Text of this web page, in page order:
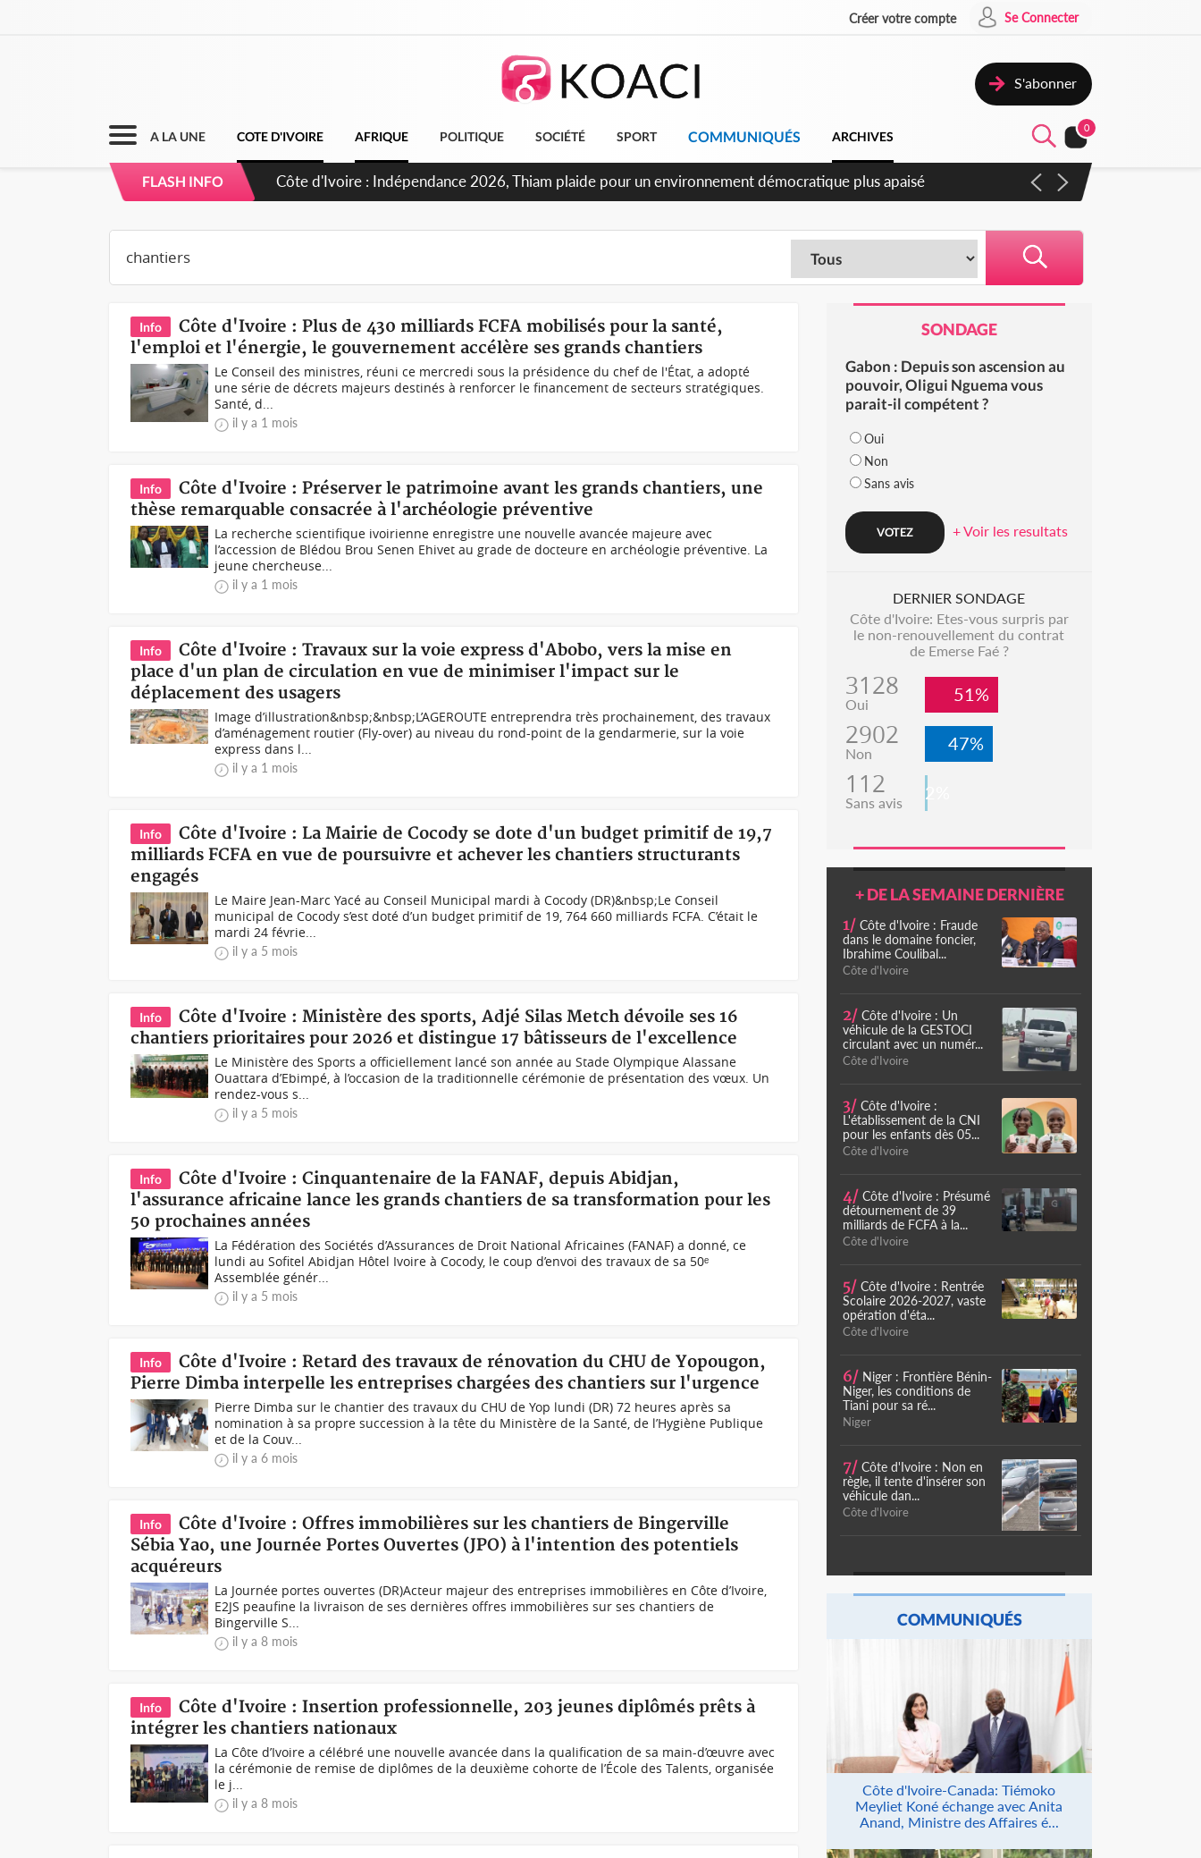
Créer votre compte Se Connecter
S'abonner
A LA UNE COTE D'IVOIRE AFRIQUE POLITIQUE SOCIÉTÉ SPORT COMMUNIQUÉS ARCHIVES
0
FLASH INFO Côte d'Ivoire : Concours INFAS 2026, les convocations seront disponibles à compter du samedi
Info
Côte d'Ivoire : Plus de 430 milliards FCFA mobilisés pour la santé,
l'emploi et l'énergie, le gouvernement accélère ses grands chantiers
Le Conseil des ministres, réuni ce mercredi sous la présidence du chef de l'État, a adopté
une série de décrets majeurs destinés à renforcer le financement de secteurs stratégiques.
Santé, d...
il y a 1 mois
Info
Côte d'Ivoire : Préserver le patrimoine avant les grands chantiers, une
thèse remarquable consacrée à l'archéologie préventive
La recherche scientifique ivoirienne enregistre une nouvelle avancée majeure avec
l’accession de Blédou Brou Senen Ehivet au grade de docteure en archéologie préventive. La
jeune chercheuse...
il y a 1 mois
Info
Côte d'Ivoire : Travaux sur la voie express d'Abobo, vers la mise en
place d'un plan de circulation en vue de minimiser l'impact sur le
déplacement des usagers
Image d’illustration&nbsp;&nbsp;L’AGEROUTE entreprendra très prochainement, des travaux
d’aménagement routier (Fly-over) au niveau du rond-point de la gendarmerie, sur la voie
express dans l...
il y a 1 mois
Info
Côte d'Ivoire : La Mairie de Cocody se dote d'un budget primitif de 19,7
milliards FCFA en vue de poursuivre et achever les chantiers structurants
engagés
Le Maire Jean-Marc Yacé au Conseil Municipal mardi à Cocody (DR)&nbsp;Le Conseil
municipal de Cocody s’est doté d’un budget primitif de 19, 764 660 milliards FCFA. C’était le
mardi 24 févrie...
il y a 5 mois
Info
Côte d'Ivoire : Ministère des sports, Adjé Silas Metch dévoile ses 16
chantiers prioritaires pour 2026 et distingue 17 bâtisseurs de l'excellence
Le Ministère des Sports a officiellement lancé son année au Stade Olympique Alassane
Ouattara d’Ebimpé, à l’occasion de la traditionnelle cérémonie de présentation des vœux. Un
rendez-vous s...
il y a 5 mois
Info
Côte d'Ivoire : Cinquantenaire de la FANAF, depuis Abidjan,
l'assurance africaine lance les grands chantiers de sa transformation pour les
50 prochaines années
La Fédération des Sociétés d’Assurances de Droit National Africaines (FANAF) a donné, ce
lundi au Sofitel Abidjan Hôtel Ivoire à Cocody, le coup d’envoi des travaux de sa 50ᵉ
Assemblée génér...
il y a 5 mois
Info
Côte d'Ivoire : Retard des travaux de rénovation du CHU de Yopougon,
Pierre Dimba interpelle les entreprises chargées des chantiers sur l'urgence
Pierre Dimba sur le chantier des travaux du CHU de Yop lundi (DR) 72 heures après sa
nomination à sa propre succession à la tête du Ministère de la Santé, de l’Hygiène Publique
et de la Couv...
il y a 6 mois
Info
Côte d'Ivoire : Offres immobilières sur les chantiers de Bingerville
Sébia Yao, une Journée Portes Ouvertes (JPO) à l'intention des potentiels
acquéreurs
La Journée portes ouvertes (DR)Acteur majeur des entreprises immobilières en Côte d’Ivoire,
E2JS peaufine la livraison de ses dernières offres immobilières sur ses chantiers de
Bingerville S...
il y a 8 mois
Info
Côte d'Ivoire : Insertion professionnelle, 203 jeunes diplômés prêts à
intégrer les chantiers nationaux
La Côte d’Ivoire a célébré une nouvelle avancée dans la qualification de sa main-d’œuvre avec
la cérémonie de remise de diplômes de la deuxième cohorte de l’École des Talents, organisée
le j...
il y a 8 mois
SONDAGE
Gabon : Depuis son ascension au
pouvoir, Oligui Nguema vous
parait-il compétent ?
Oui
Non
Sans avis
+ Voir les resultats
DERNIER SONDAGE
Côte d'Ivoire: Etes-vous surpris par
le non-renouvellement du contrat
de Emerse Faé ?
3128
Oui 51%
2902
Non 47%
112
Sans avis 2%
+ DE LA SEMAINE DERNIÈRE
1/ Côte d'Ivoire : Fraude
dans le domaine foncier,
Ibrahime Coulibal...
Côte d'Ivoire
2/ Côte d'Ivoire : Un
véhicule de la GESTOCI
circulant avec un numér...
Côte d'Ivoire
3/ Côte d'Ivoire :
L'établissement de la CNI
pour les enfants dès 05...
Côte d'Ivoire
4/ Côte d'Ivoire : Présumé
détournement de 39
milliards de FCFA à la...
Côte d'Ivoire
5/ Côte d'Ivoire : Rentrée
Scolaire 2026-2027, vaste
opération d'éta...
Côte d'Ivoire
6/ Niger : Frontière Bénin-
Niger, les conditions de
Tiani pour sa ré...
Niger
7/ Côte d'Ivoire : Non en
règle, il tente d'insérer son
véhicule dan...
Côte d'Ivoire
COMMUNIQUÉS
Côte d'Ivoire-Canada: Tiémoko
Meyliet Koné échange avec Anita
Anand, Ministre des Affaires é...